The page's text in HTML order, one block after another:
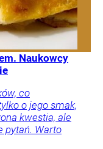
Naukowcy
co
o jego smak,
kwestia, ale
pytań. Warto